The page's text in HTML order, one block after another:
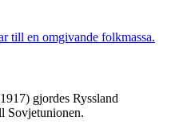
gjordes Ryssland
Sovjetunionen.